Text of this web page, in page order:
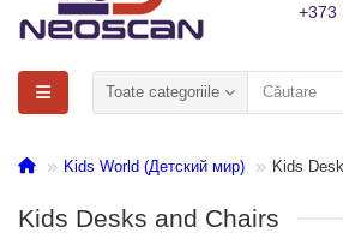
+373
Toate categoriile
Kids World (Детский мир) Kids
Kids Desks and Chairs